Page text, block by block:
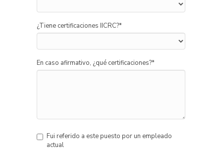
¿Tiene certificaciones IICRC?*
En caso afirmativo, ¿qué certificaciones?*
Fui referido a este puesto por un empleado
actual